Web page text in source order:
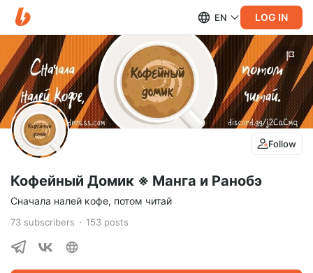
EN LOG IN
Follow
Кофейный Домик ※ Манга и Ранобэ
Сначала налей кофе, потом читай
73 subscribers 153 posts